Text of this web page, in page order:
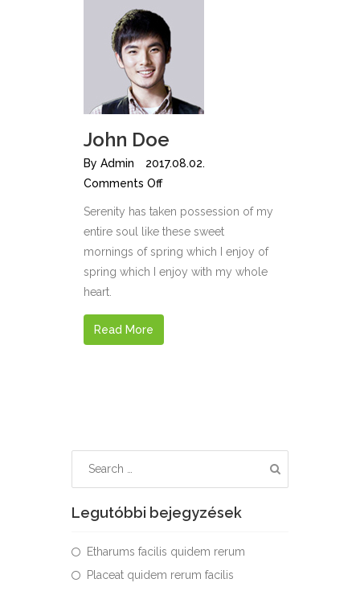
John Doe
By Admin
2017.08.02.
Comments Off
Serenity has taken possession of my
entire soul like these sweet
mornings of spring which I enjoy of
spring which I enjoy with my whole
heart.
Read More
Legutóbbi bejegyzések
Etharums facilis quidem rerum
Placeat quidem rerum facilis